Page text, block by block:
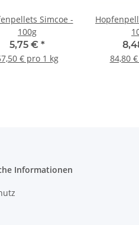
Simcoe -
100g
5,75 € *
€ pro 1 kg
84,80
Informationen